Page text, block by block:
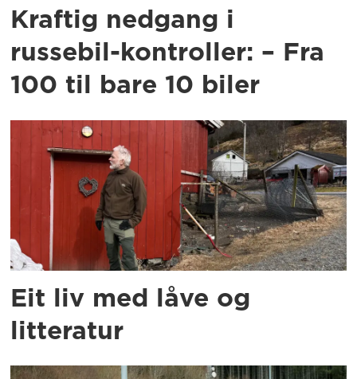
Kraftig nedgang i
russebil-kontroller: – Fra
100 til bare 10 biler
Eit liv med låve og
litteratur